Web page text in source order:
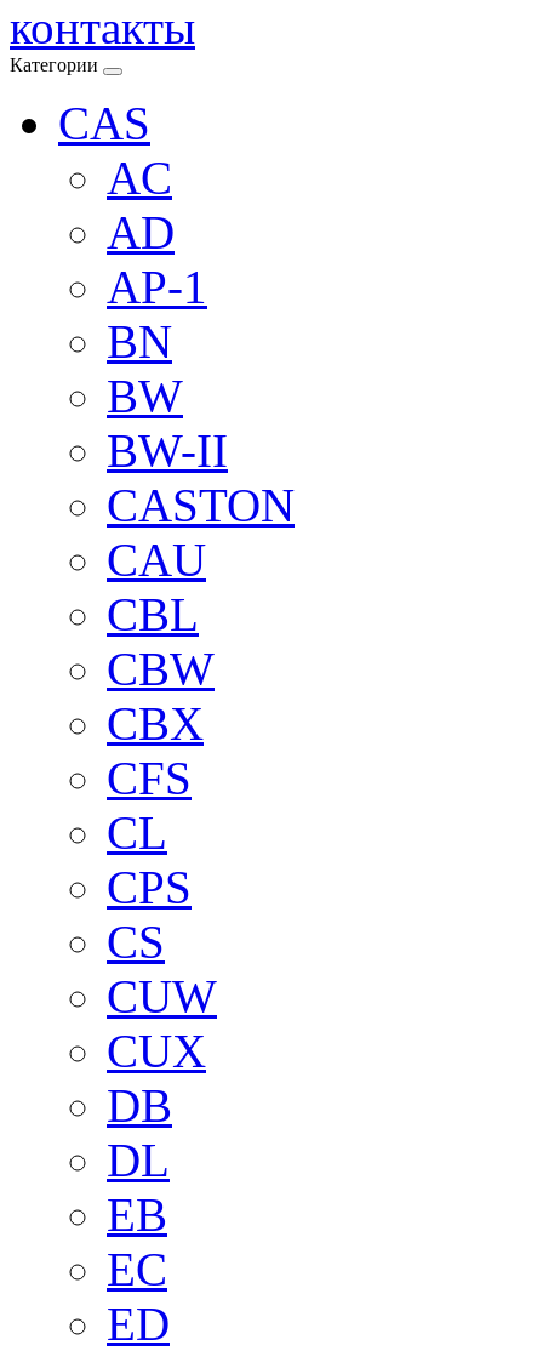
контакты
Категории
CAS
AC
AD
AP-1
BN
BW
BW-II
CASTON
CAU
CBL
CBW
CBX
CFS
CL
CPS
CS
CUW
CUX
DB
DL
EB
EC
ED